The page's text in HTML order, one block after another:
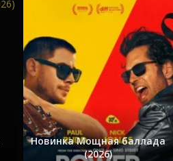
Новинка Мощная баллада
(2026)